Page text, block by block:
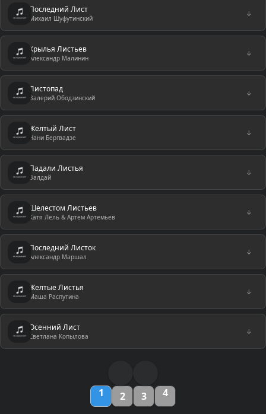
Последний Лист
Михаил Шуфутинский
↓
Крылья Листьев
Александр Малинин
↓
Листопад
Валерий Ободзинский
↓
Желтый Лист
Нани Бергвадзе
↓
Падали Листья
Валдай
↓
Шелестом Листьев
Катя Лель & Артем Артемьев
↓
Последний Листок
Александр Маршал
↓
Желтые Листья
Маша Распутина
↓
Осенний Лист
Светлана Копылова
↓
1 2 3 4